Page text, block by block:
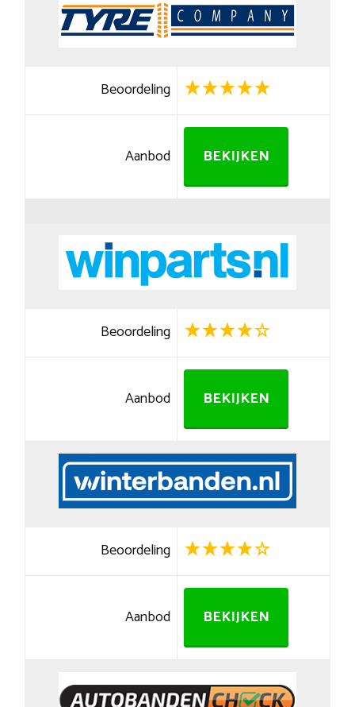
Beoordeling
Aanbod BEKIJKEN
Beoordeling
Aanbod BEKIJKEN
Beoordeling
Aanbod BEKIJKEN